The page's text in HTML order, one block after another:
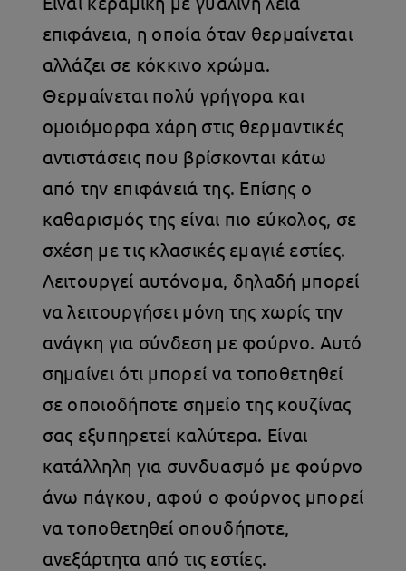
επιφάνεια, η οποία όταν θερμαίνεται
αλλάζει σε κόκκινο χρώμα.
Θερμαίνεται πολύ γρήγορα και
ομοιόμορφα χάρη στις θερμαντικές
αντιστάσεις που βρίσκονται κάτω
από την επιφάνειά της. Επίσης ο
καθαρισμός της είναι πιο εύκολος, σε
σχέση με τις κλασικές εμαγιέ εστίες.
Λειτουργεί αυτόνομα, δηλαδή μπορεί
να λειτουργήσει μόνη της χωρίς την
ανάγκη για σύνδεση με φούρνο. Αυτό
σημαίνει ότι μπορεί να τοποθετηθεί
σε οποιοδήποτε σημείο της κουζίνας
σας εξυπηρετεί καλύτερα. Είναι
κατάλληλη για συνδυασμό με φούρνο
άνω πάγκου, αφού ο φούρνος μπορεί
να τοποθετηθεί οπουδήποτε,
ανεξάρτητα από τις εστίες.